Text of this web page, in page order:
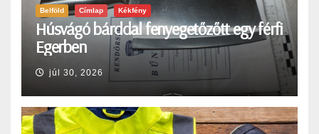
Belföld Címlap Kékfény
Húsvágó bárddal fenyegetőzőtt egy férfi
Egerben
júl 30, 2026